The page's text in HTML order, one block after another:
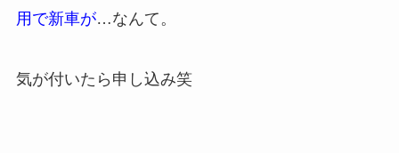
用で新車が…なんて。
気が付いたら申し込み笑